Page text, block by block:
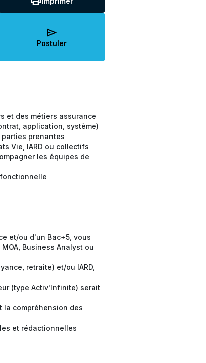
send
Postuler
et des métiers assurance
application, système)
prenantes
Vie, IARD ou collectifs
les équipes de
et/ou d'un Bac+5, vous
Business Analyst ou
retraite) et/ou IARD,
(type Activ'Infinite) serait
la compréhension des
et rédactionnelles